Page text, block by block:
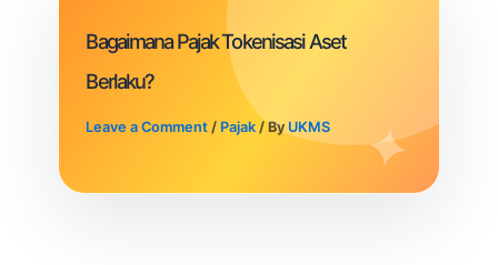
Bagaimana Pajak Tokenisasi Aset
Berlaku?
Leave a Comment / Pajak / By UKMS